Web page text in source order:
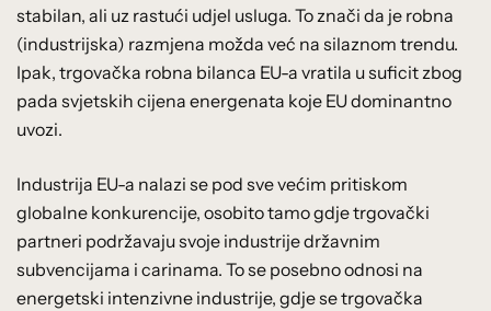
stabilan, ali uz rastući udjel usluga. To znači da je robna
(industrijska) razmjena možda već na silaznom trendu.
Ipak, trgovačka robna bilanca EU-a vratila u suficit zbog
pada svjetskih cijena energenata koje EU dominantno
uvozi.
Industrija EU-a nalazi se pod sve većim pritiskom
globalne konkurencije, osobito tamo gdje trgovački
partneri podržavaju svoje industrije državnim
subvencijama i carinama. To se posebno odnosi na
energetski intenzivne industrije, gdje se trgovačka